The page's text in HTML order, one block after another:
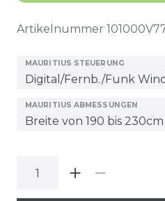
Artikelnummer
MAURITIUS STEUERUNG
MAURITIUS ABMESSUNGEN